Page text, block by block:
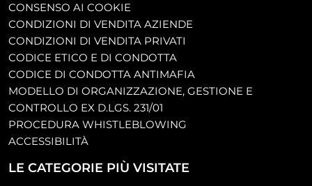
CONSENSO AI COOKIE
CONDIZIONI DI VENDITA AZIENDE
CONDIZIONI DI VENDITA PRIVATI
CODICE ETICO E DI CONDOTTA
CODICE DI CONDOTTA ANTIMAFIA
MODELLO DI ORGANIZZAZIONE, GESTIONE E
CONTROLLO EX D.LGS. 231/01
PROCEDURA WHISTLEBLOWING
ACCESSIBILITÀ
LE CATEGORIE PIÙ VISITATE